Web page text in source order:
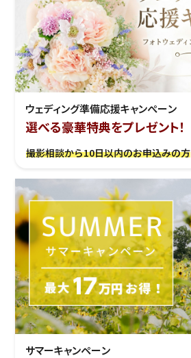
ウェディング準備応援キャンぺーン
選べる豪華特典をプレゼント！
撮影相談から10日以内のお申込みの方
サマーキャンペーン